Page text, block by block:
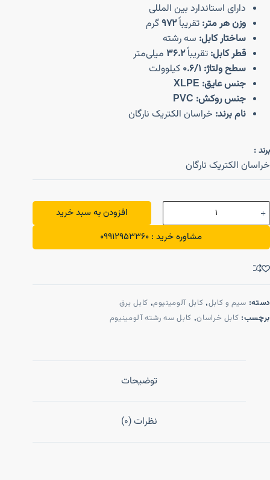
دارای استاندارد بین المللی
وزن هر متر: تقریباً972گرم
ساختار کابل: سه رشته
قطر کابل: تقریباً36.2 میلی‌متر
سطح ولتاژ: 0.6/1 کیلوولت
جنس عایق: XLPE
جنس روکش: PVC
نام برند: خراسان الکتریک نارگان
برند :
خراسان الکتریک نارگان
افزودن به سبد خرید
مشاوره خرید : 09912953360
دسته: سیم و کابل, کابل آلومینیوم, کابل برق
برچسب: کابل خراسان, کابل سه رشته آلومینیوم
توضیحات
نظرات (0)